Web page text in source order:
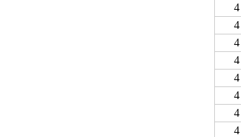
4
4
4
4
4
4
4
4